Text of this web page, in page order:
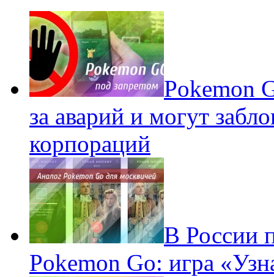
Pokеmon
за аварий и могут
корпораций
В России
Pokemon Go: игра